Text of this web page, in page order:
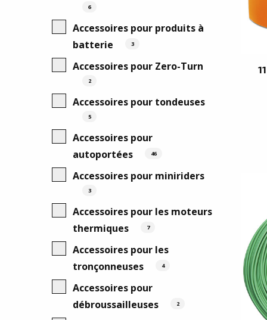
6
Accessoires pour produits à
batterie
3
Accessoires pour Zero-Turn
2
Accessoires pour tondeuses
5
Accessoires pour
autoportées
46
Accessoires pour miniriders
3
Accessoires pour les moteurs
thermiques
7
Accessoires pour les
tronçonneuses
4
Accessoires pour
débroussailleuses
2